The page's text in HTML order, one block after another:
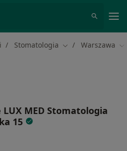
Stomatologia Zmień miasto
Warszawa
MED Stomatologia
15